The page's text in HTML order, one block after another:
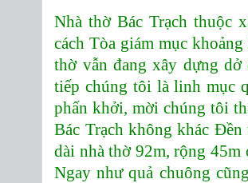
Nhà thờ Bác Trạch thuộc
cách Tòa giám mục
thờ vẫn đang xây dựng
tiếp chúng tôi là linh mục
phấn khởi, mời chúng tôi
Bác Trạch không khác
dài nhà thờ 92m, rộng 45m
Ngay như quả chuông